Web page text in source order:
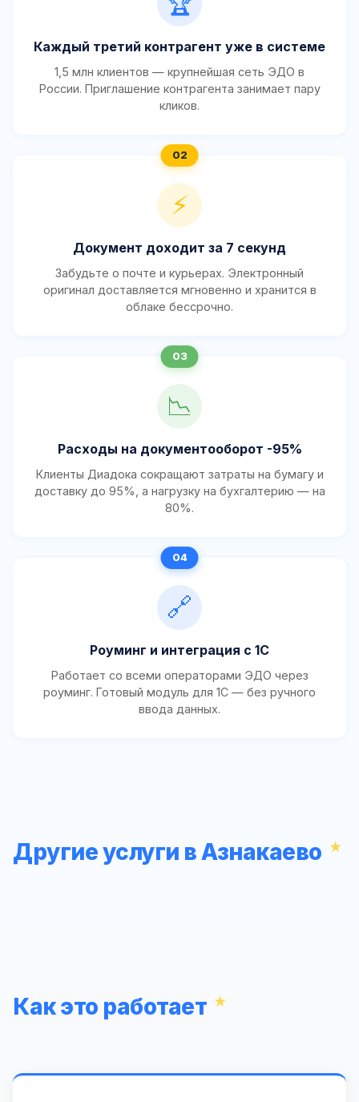
Каждый третий контрагент уже в системе
1,5 млн клиентов — крупнейшая сеть ЭДО в
России. Приглашение контрагента занимает пару
кликов.
⚡
Документ доходит за 7 секунд
Забудьте о почте и курьерах. Электронный
оригинал доставляется мгновенно и хранится в
облаке бессрочно.
📉
Расходы на документооборот -95%
Клиенты Диадока сокращают затраты на бумагу и
доставку до 95%, а нагрузку на бухгалтерию — на
80%.
🔗
Роуминг и интеграция с 1С
Работает со всеми операторами ЭДО через
роуминг. Готовый модуль для 1С — без ручного
ввода данных.
Другие услуги в Азнакаево
Как это работает